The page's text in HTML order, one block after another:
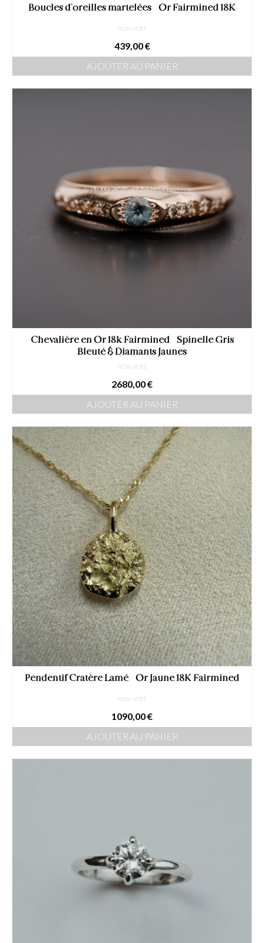
Boucles d’oreilles martelées – Or Fairmined 18K
NON NOTÉ
439,00€
AJOUTER AU PANIER
Chevalière en Or 18k Fairmined – Spinelle Gris
Bleuté & Diamants Jaunes
NON NOTÉ
2680,00€
AJOUTER AU PANIER
Pendentif Cratère Lamé – Or Jaune 18K Fairmined
NON NOTÉ
1090,00€
AJOUTER AU PANIER